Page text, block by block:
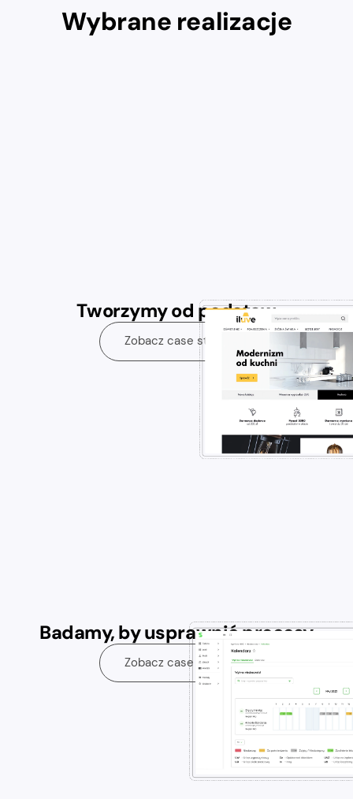
Wybrane realizacje
Tworzymy od podstaw
Zobacz case study
Badamy, by usprawnić procesy
Zobacz case study